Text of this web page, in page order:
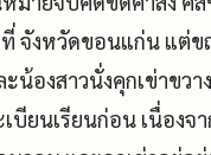
จังหวัดขอนแก่น แต่
น้องสาวนั่งคุกเข่าขว
เบียนเรียนก่อน เนื่อง